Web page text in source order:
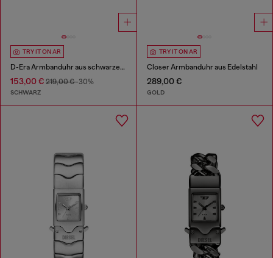
TRY IT ON AR
D-Era Armbanduhr aus schwarzem Leder mit zwei Zeigern
153,00 € 219,00 €-30%
SCHWARZ
TRY IT ON AR
Closer Armbanduhr aus Edelstahl
289,00 €
GOLD